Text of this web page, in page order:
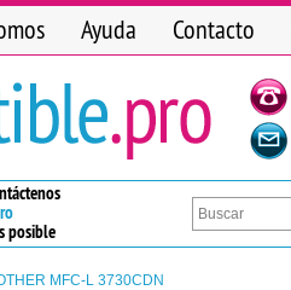
Ayuda Contacto
posible
MFC-L 3730CDN